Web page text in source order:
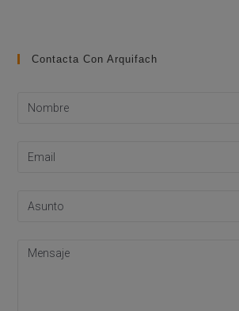
Contacta Con Arquifach